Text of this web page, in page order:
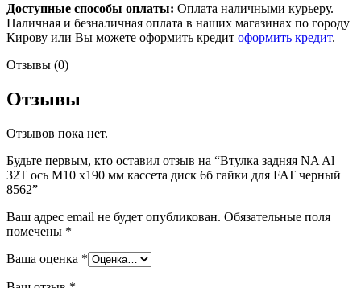
Доступные способы оплаты: Оплата наличными курьеру.
Наличная и безналичная оплата в наших магазинах по городу
Кирову или Вы можете оформить кредит оформить кредит.
Отзывы (0)
Отзывы
Отзывов пока нет.
Будьте первым, кто оставил отзыв на “Втулка задняя NA Al
32T ось M10 х190 мм кассета диск 6б гайки для FAT черный
8562”
Ваш адрес email не будет опубликован. Обязательные поля
помечены *
Ваша оценка *